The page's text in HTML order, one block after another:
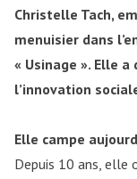
Christelle Tach,
menuisier dans
« Usinage ». Elle
l’innovation
Elle campe
Depuis 10 ans, elle